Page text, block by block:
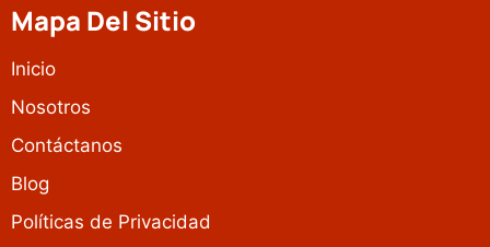
Mapa Del Sitio
Inicio
Nosotros
Contáctanos
Blog
Políticas de Privacidad